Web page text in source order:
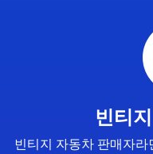
빈티
빈티지 자동차 판매자